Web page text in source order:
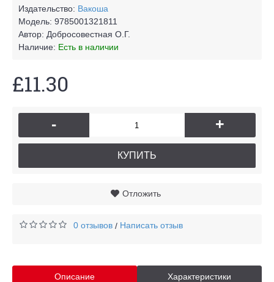
Издательство: Вакоша
Модель: 9785001321811
Автор: Добросовестная О.Г.
Наличие: Есть в наличии
£11.30
- +
КУПИТЬ
Отложить
0 отзывов / Написать отзыв
Описание Характеристики